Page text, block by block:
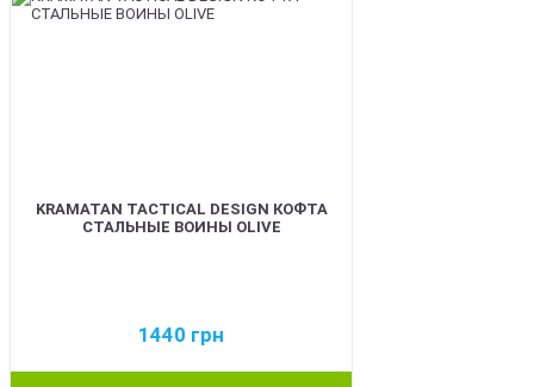
KRAMATAN TACTICAL DESIGN КОФТА
СТАЛЬНЫЕ ВОИНЫ OLIVE
1440 грн